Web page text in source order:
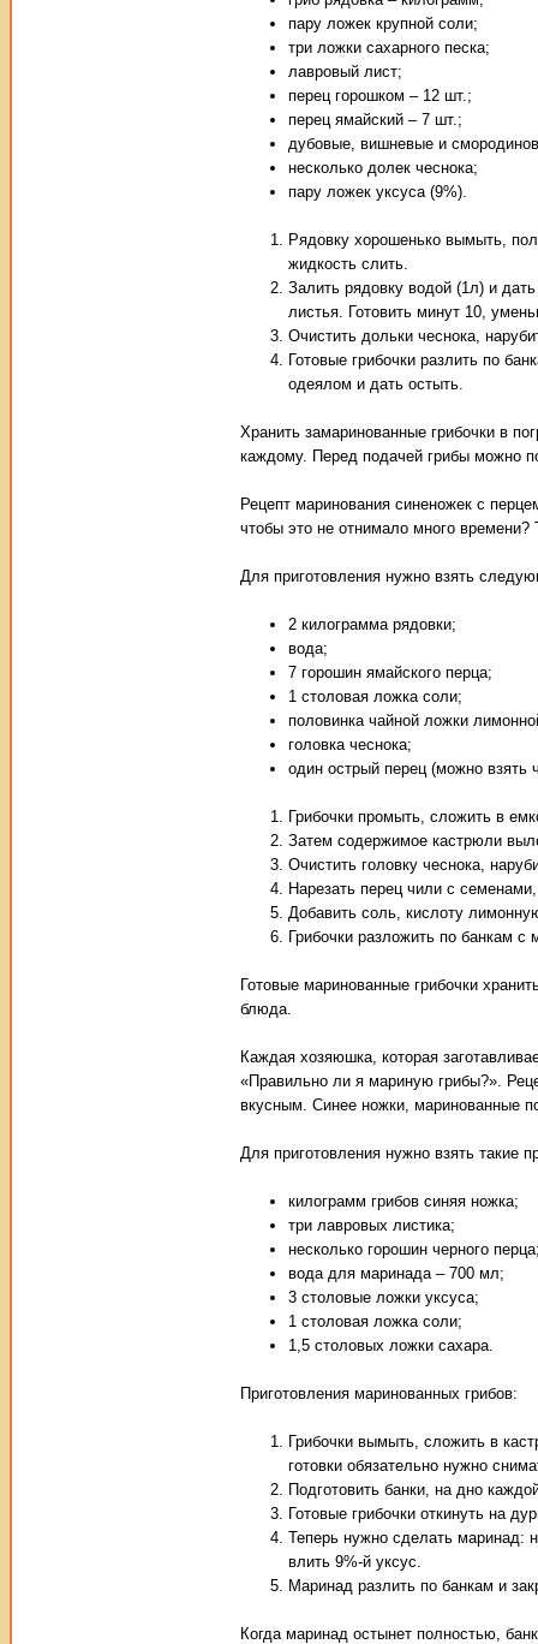
пару ложек крупной соли;
три ложки сахарного песка;
лавровый лист;
перец горошком – 12 шт.;
перец ямайский – 7 шт.;
дубовые, вишневые и
несколько долек чеснока;
пару ложек уксуса (9%).
Рядовку хорошенько вымыть,
жидкость слить.
Залить рядовку водой (1л) и
листья. Готовить минут 10,
Очистить дольки чеснока,
Готовые грибочки разлить по
одеялом и дать остыть.
Хранить замаринованные грибочки в
каждому. Перед подачей грибы можно
Рецепт маринования синеножек с
чтобы это не отнимало много времени?
Для приготовления нужно взять
2 килограмма рядовки;
вода;
7 горошин ямайского перца;
1 столовая ложка соли;
половинка чайной ложки
головка чеснока;
один острый перец (можно взять
Грибочки промыть, сложить в
Затем содержимое кастрюли
Очистить головку чеснока,
Нарезать перец чили с
Добавить соль, кислоту
Грибочки разложить по банкам с
Готовые маринованные грибочки
блюда.
Каждая хозяюшка, которая
«Правильно ли я мариную грибы?».
вкусным. Синее ножки, маринованные
Для приготовления нужно взять такие
килограмм грибов синяя ножка;
три лавровых листика;
несколько горошин черного
вода для маринада – 700 мл;
3 столовые ложки уксуса;
1 столовая ложка соли;
1,5 столовых ложки сахара.
Приготовления маринованных грибов:
Грибочки вымыть, сложить в
готовки обязательно нужно
Подготовить банки, на дно
Готовые грибочки откинуть на
Теперь нужно сделать маринад:
влить 9%-й уксус.
Маринад разлить по банкам и
Когда маринад остынет полностью,